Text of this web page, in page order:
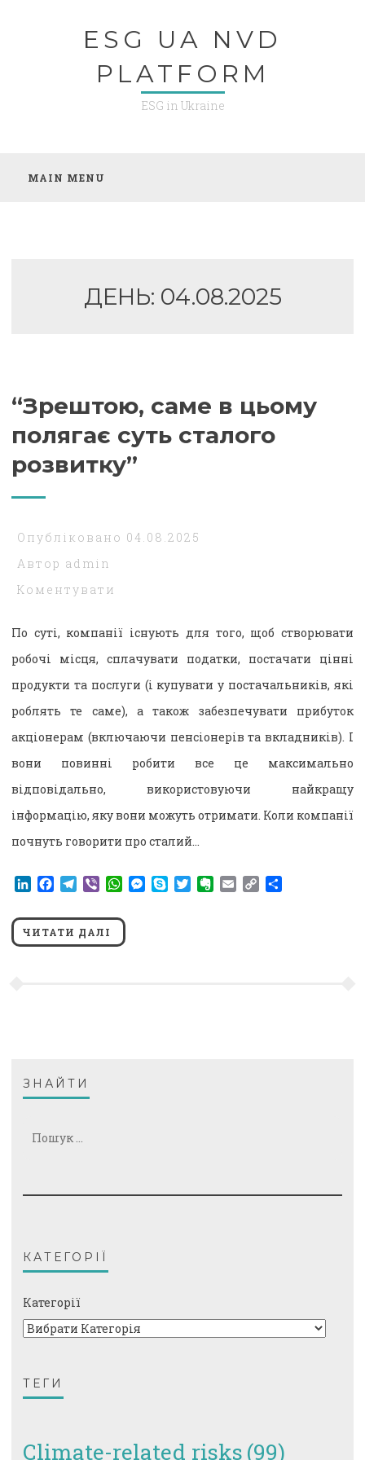
ESG UA NVD
PLATFORM
ESG in Ukraine
MAIN MENU
ДЕНЬ: 04.08.2025
“Зрештою, саме в цьому
полягає суть сталого
розвитку”
Опубліковано 04.08.2025
Автор admin
Коментувати
По суті, компанії існують для того, щоб створювати
робочі місця, сплачувати податки, постачати цінні
продукти та послуги (і купувати у постачальників, які
роблять те саме), а також забезпечувати прибуток
акціонерам (включаючи пенсіонерів та вкладників). І
вони повинні робити все це максимально
відповідально, використовуючи найкращу
інформацію, яку вони можуть отримати. Коли компанії
почнуть говорити про сталий…
LinkedIn
Facebook
Telegram
ViberWhatsApp
Messenger
SkypeTwitterEvernote
EmailCopy
ЧИТАТИ ДАЛІ
ЗНАЙТИ
КАТЕГОРІЇ
Категорії
ТЕГИ
Climate-related risks (99)